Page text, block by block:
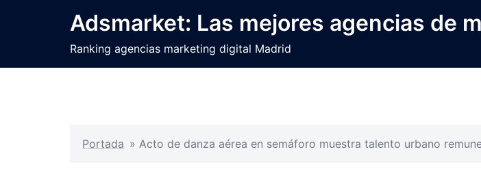
Adsmarket: Las mejores agencias de
Ranking agencias marketing digital Madrid
Portada » Acto de danza aérea en semáforo muestra talento urbano